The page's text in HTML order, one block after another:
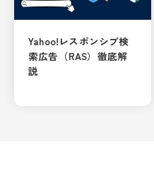
Yahoo!レスポンシブ検
索広告（RAS）徹底解
説